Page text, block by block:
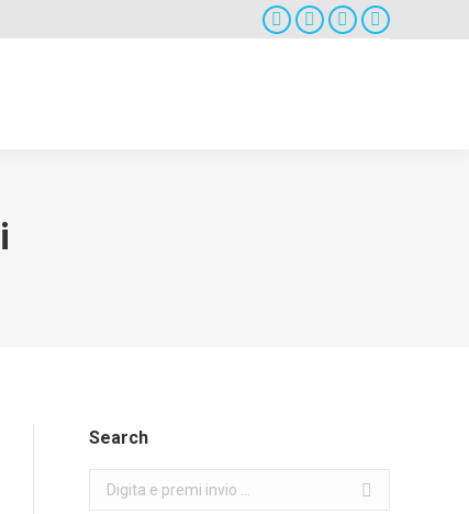
Facebook
TwitterGoogle+Instagram
Search
Search: